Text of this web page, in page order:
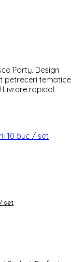
Party. Design
petreceri tematice
Livrare rapida!
set